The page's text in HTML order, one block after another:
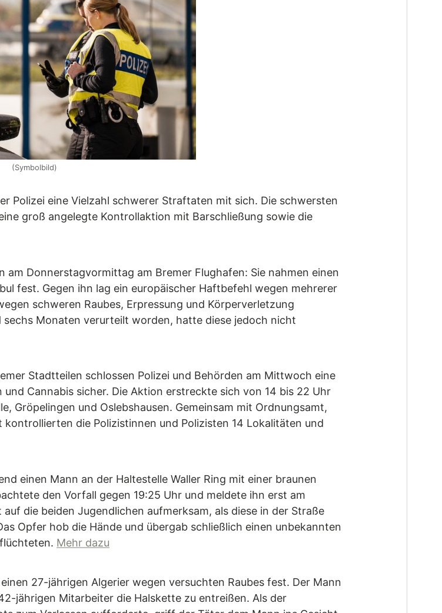
(Symbolbild)
Polizei eine Vielzahl schwerer Straftaten mit sich. Die schwersten
groß angelegte Kontrollaktion mit Barschließung sowie die
Donnerstagvormittag am Bremer Flughafen: Sie nahmen einen
fest. Gegen ihn lag ein europäischer Haftbefehl wegen mehrerer
schweren Raubes, Erpressung und Körperverletzung
Monaten verurteilt worden, hatte diese jedoch nicht
Stadtteilen schlossen Polizei und Behörden am Mittwoch eine
Cannabis sicher. Die Aktion erstreckte sich von 14 bis 22 Uhr
Gröpelingen und Oslebshausen. Gemeinsam mit Ordnungsamt,
die Polizistinnen und Polizisten 14 Lokalitäten und
einen Mann an der Haltestelle Waller Ring mit einer braunen
den Vorfall gegen 19:25 Uhr und meldete ihn erst am
die beiden Jugendlichen aufmerksam, als diese in der Straße
Opfer hob die Hände und übergab schließlich einen unbekannten
Mehr dazu
27-jährigen Algerier wegen versuchten Raubes fest. Der Mann
jährigen Mitarbeiter die Halskette zu entreißen. Als der